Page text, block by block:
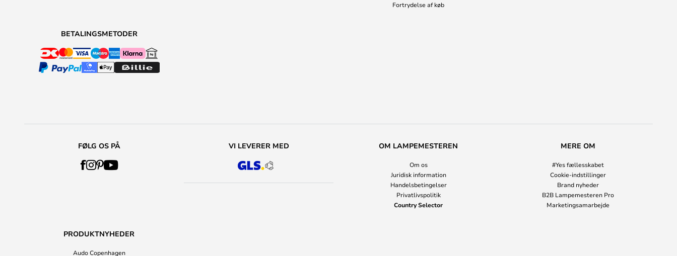
Fortrydelse af køb
BETALINGSMETODER
FØLG OS PÅ VI LEVERER MED OM LAMPEMESTEREN
Om os
Juridisk information
Handelsbetingelser
Privatlivspolitik
Country Selector
MERE OM
#Yes fællesskabet
Cookie-indstillinger
Brand nyheder
B2B Lampemesteren Pro
Marketingsamarbejde
PRODUKTNYHEDER
Audo Copenhagen